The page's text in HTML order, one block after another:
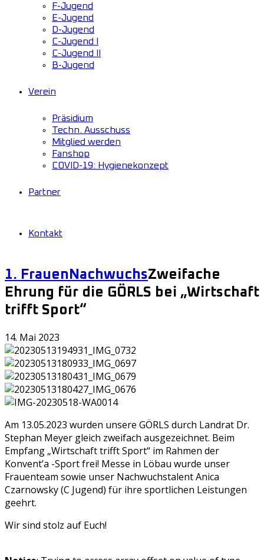
F-Jugend
E-Jugend
D-Jugend
C-Jugend I
C-Jugend II
B-Jugend
Verein
Präsidium
Techn. Ausschuss
Mitglied werden
Fanshop
COVID-19: Hygienekonzept
Partner
Kontakt
1. Frauen NachwuchsZweifache
Ehrung für die GÖRLS bei „Wirtschaft
trifft Sport“
14. Mai 2023
Am 13.05.2023 wurden unsere GÖRLS durch Landrat Dr.
Stephan Meyer gleich zweifach ausgezeichnet. Beim
Empfang „Wirtschaft trifft Sport“ im Rahmen der
Konvent’a -Sport frei! Messe in Löbau wurde unser
Frauenteam sowie unser Nachwuchstalent Anica
Czarnowsky (C Jugend) für ihre sportlichen Leistungen
geehrt.
Wir sind stolz auf Euch!